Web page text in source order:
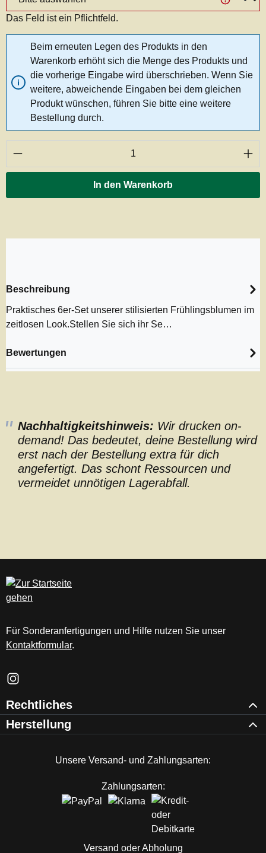
Das Feld ist ein Pflichtfeld.
Beim erneuten Legen des Produkts in den
Warenkorb erhöht sich die Menge des Produkts und
die vorherige Eingabe wird überschrieben. Wenn Sie
weitere, abweichende Eingaben bei dem gleichen
Produkt wünschen, führen Sie bitte eine weitere
Bestellung durch.
Produkt Anzahl: Gib den gewünschten
In den Warenkorb
Beschreibung
Praktisches 6er-Set unserer stilisierten Frühlingsblumen im
zeitlosen Look.Stellen Sie sich ihr Se…
Bewertungen
Nachhaltigkeitshinweis: Wir drucken on-
demand! Das bedeutet, deine Bestellung wird
erst nach der Bestellung extra für dich
angefertigt. Das schont Ressourcen und
vermeidet unnötigen Lagerabfall.
Für Sonderanfertigungen und Hilfe nutzen Sie unser
Kontaktformular.
Schau auf Instagram vorbei – öffnet in neuem Tab (externer
Rechtliches
Herstellung
Unsere Versand- und Zahlungsarten:
Zahlungsarten:
Versand oder Abholung